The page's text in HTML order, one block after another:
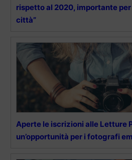
rispetto al 2020, importante per
città”
Aperte le iscrizioni alle Letture
un’opportunità per i fotografi